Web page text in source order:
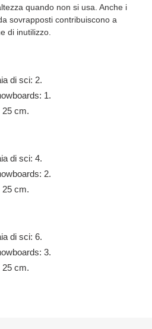
quando non si usa. Anche i
sovrapposti contribuiscono a
di inutilizzo.
di sci: 2.
1.
25 cm.
di sci: 4.
2.
25 cm.
di sci: 6.
3.
25 cm.